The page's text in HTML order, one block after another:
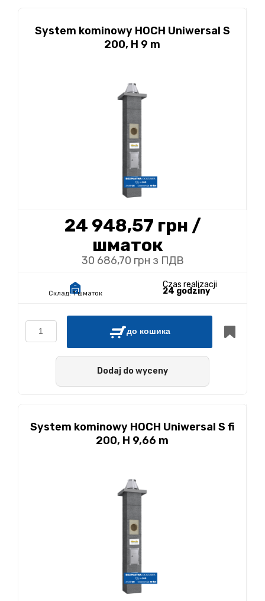
System kominowy HOCH Uniwersal S
200, H 9 m
24 948,57 грн /
шматок
30 686,70 грн з ПДВ
Склад: 1 шматок
Czas realizacji
24 godziny
до кошика
Dodaj do wyceny
System kominowy HOCH Uniwersal S fi
200, H 9,66 m